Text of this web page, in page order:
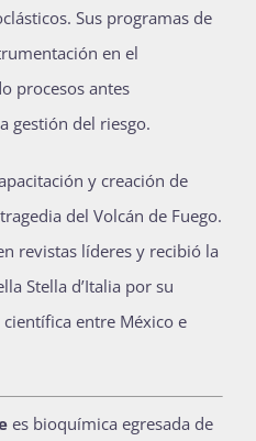
Sus programas de
en el
procesos antes
gestión del riesgo.
y creación de
del Volcán de Fuego.
revistas líderes y recibió la
Stella d’Italia por su
entre México e
es bioquímica egresada de